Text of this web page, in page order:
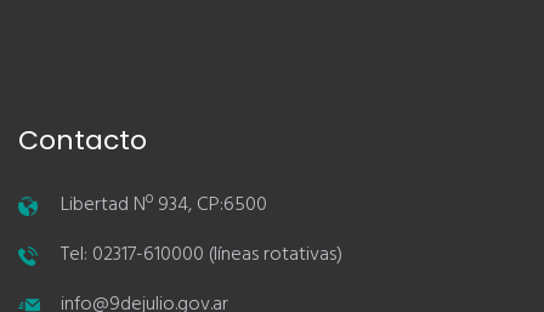
Contacto
Libertad Nº 934, CP:6500
Tel: 02317-610000 (líneas rotativas)
info@9dejulio.gov.ar